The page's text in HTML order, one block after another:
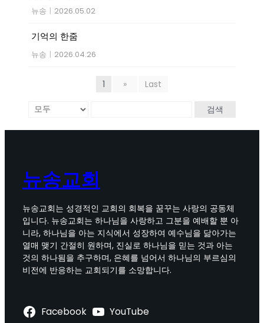
뉴송 | 2026.05.02
기억의 한줌
뉴송 | 2026.04.26
1 » Last
검색
뉴송교회
뉴송교회는 성경적인 교회의 회복을 꿈꾸는 사랑의 공동체
입니다. 뉴송교회는 하나님을 사랑하고 그분을 예배할 뿐 아
니라, 하나님을 아는 지식에서 성장하여 예수님을 닮아가는
열매 맺기 간절히 원하며, 진실로 하나님을 믿는 것과 아는
것의 하나됨을 추구하며, 은혜를 넘어서 하나님의 부르심의
비전에 반응하는 교회되기를 소망합니다.
Facebook YouTube